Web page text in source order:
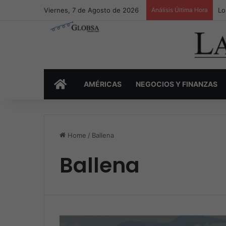
Viernes, 7 de Agosto de 2026 Análisis Última Hora
INICIOAMÉRICAS NEGOCIOS Y FINANZAS
Home / Ballena
Ballena